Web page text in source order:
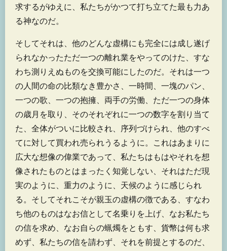
求するがゆえに、私たちがかつて打ち立てた最も力あ
る神なのだ。
そしてそれは、他のどんな虚構にも完全には成し遂げ
られなかったただ一つの離れ業をやってのけた、すな
わち測りえぬものを交換可能にしたのだ。それは一つ
の人間の命の比類なき豊かさ、一時間、一塊のパン、
一つの歌、一つの抱擁、両手の労働、ただ一つの身体
の歳月を取り、そのそれぞれに一つの数字を割り当て
た、全体がついに比較され、序列づけられ、他のすべ
てに対して買われ売られうるように。これはあまりに
広大な想像の偉業であって、私たちはもはやそれを想
像されたものとはまったく知覚しない、それはただ現
実のように、重力のように、天候のように感じられ
る。そしてそれこそが親玉の虚構の徴である、すなわ
ち他のものはなお信として名乗りを上げ、なお私たち
の信を求め、なお自らの蝋燭をともす、貨幣は何も求
めず、私たちの信を請わず、それを前提とするのだ、